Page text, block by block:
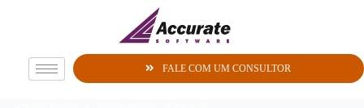
FALE COM UM CONSULTOR